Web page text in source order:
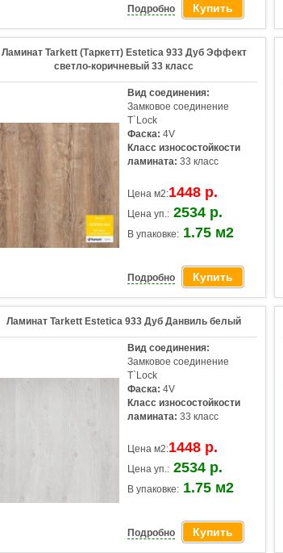
Подробно Купить
Ламинат Tarkett (Таркетт) Estetica 933 Дуб Эффект
светло-коричневый 33 класс
Вид соединения:
Замковое соединение
T`Lock
Фаска: 4V
Класс износостойкости
ламината: 33 класс
Цена м2:1448 р.
Цена уп.: 2534 р.
В упаковке: 1.75 м2
Подробно Купить
Ламинат Tarkett Estetica 933 Дуб Данвиль белый
Вид соединения:
Замковое соединение
T`Lock
Фаска: 4V
Класс износостойкости
ламината: 33 класс
Цена м2:1448 р.
Цена уп.: 2534 р.
В упаковке: 1.75 м2
Подробно Купить